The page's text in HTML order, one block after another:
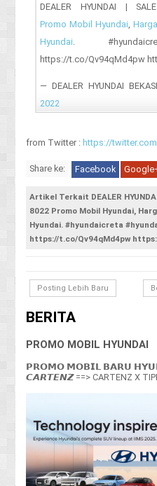
DEALER HYUNDAI |
Promo Mobil Hyundai,
Hyundai.
https://t.co/Qv94qMd4pw
— DEALER HYUNDAI
2022
from Twitter : https://
Share ke: Facebook
Artikel Terkait DEALER
8022 Promo Mobil Hyundai,
Hyundai. #hyundaicreta
https://t.co/Qv94qMd4pw
Posting Lebih Baru
BERITA
PROMO MOBIL HYUNDAI
𝗣𝗥𝗢𝗠𝗢 𝗠𝗢𝗕𝗜𝗟 𝗕𝗔𝗥𝗨
𝘾𝘼𝙍𝙏𝙀𝙉𝙕 ==> CARTENZ X TIPE